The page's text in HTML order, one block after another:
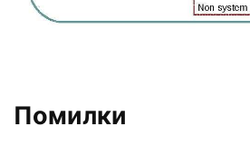
Помилки